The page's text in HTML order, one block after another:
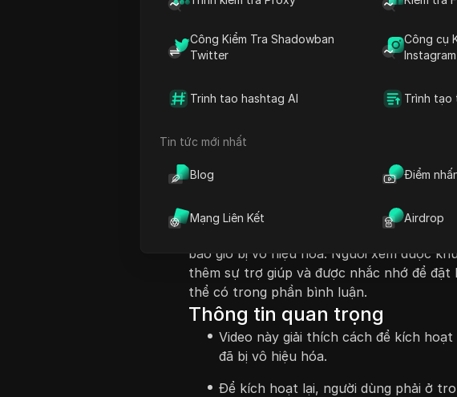
Công Kiểm Tra Shadowban
Twitter
Công cụ
Instagram
Trinh tao hashtag AI Trình tạo
Tin tức mới nhất
Blog Điểm
Mạng Liên Kết Airdrop
Giới thiệu nội dung
Video này cung cấp một hướng dẫn từng
khoản X (trước đây là Twitter) đã bị vô
trước khi việc xóa vĩnh viễn xảy ra. Quá
hoặc số điện thoại của mình. Khi đăng
kích hoạt lại tài khoản của mình, khôi
bao giờ bị vô hiệu hóa. Người xem được
thêm sự trợ giúp và được nhắc nhớ để đặt
thể có trong phần bình luận.
Thông tin quan trọng
Video này giải thích cách để kích
đã bị vô hiệu hóa.
Để kích hoạt lại, người dùng phải ở